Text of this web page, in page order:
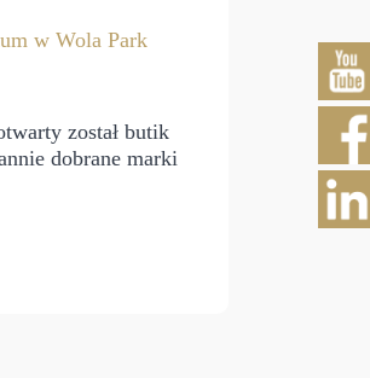
w Wola Park
został butik
dobrane marki